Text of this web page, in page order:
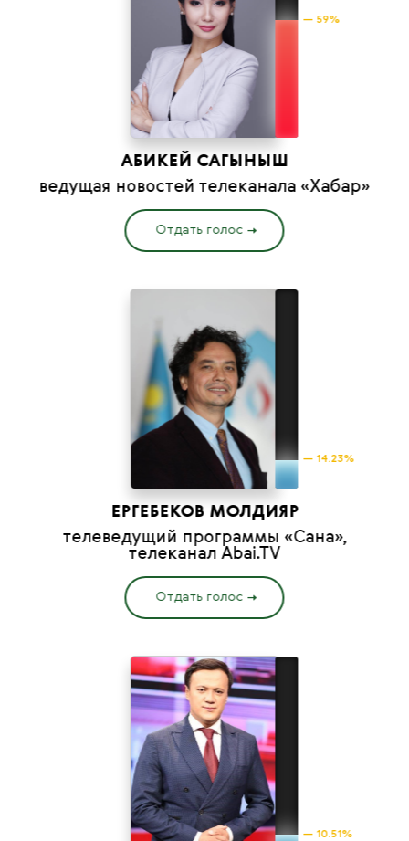
— 59%
АБИКЕЙ САГЫНЫШ
ведущая новостей телеканала «Хабар»
Отдать голос
— 14.23%
ЕРГЕБЕКОВ МОЛДИЯР
телеведущий программы «Сана»,
телеканал Abai.TV
Отдать голос
— 10.51%